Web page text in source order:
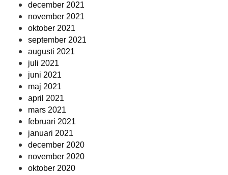
december 2021
november 2021
oktober 2021
september 2021
augusti 2021
juli 2021
juni 2021
maj 2021
april 2021
mars 2021
februari 2021
januari 2021
december 2020
november 2020
oktober 2020